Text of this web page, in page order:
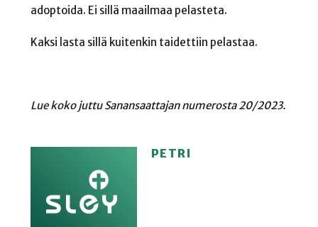
adoptoida. Ei sillä maailmaa pelasteta.
Kaksi lasta sillä kuitenkin taidettiin pelastaa.
Lue koko juttu Sanansaattajan numerosta 20/2023.
PETRI